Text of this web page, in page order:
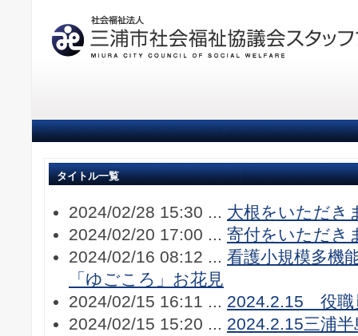
タイトル一覧
2024/02/28 15:30 ... 大根をいただき
2024/02/20 17:00 ... 寄付をいただき
2024/02/16 08:12 ... 看護小規模多機
「ゆごころ」お花見
2024/02/15 16:11 ... 2024.2.15 役職
2024/02/15 15:20 ... 2024.2.15三浦